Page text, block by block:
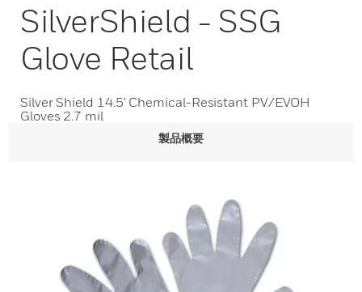
SilverShield - SSG
Glove Retail
Silver Shield 14.5' Chemical-Resistant PV/EVOH
Gloves 2.7 mil
製品概要